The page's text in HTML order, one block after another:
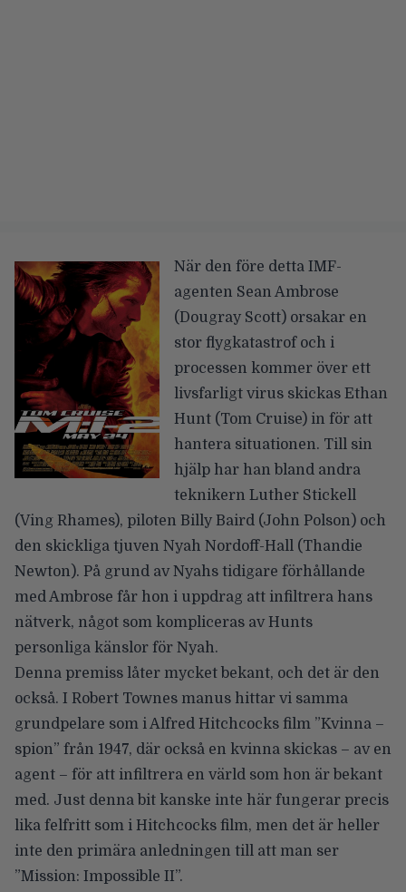
När den före detta IMF-
agenten Sean Ambrose
(Dougray Scott) orsakar en
stor flygkatastrof och i
processen kommer över ett
livsfarligt virus skickas Ethan
Hunt (Tom Cruise) in för att
hantera situationen. Till sin
hjälp har han bland andra
teknikern Luther Stickell
(Ving Rhames), piloten Billy Baird (John Polson) och
den skickliga tjuven Nyah Nordoff-Hall (Thandie
Newton). På grund av Nyahs tidigare förhållande
med Ambrose får hon i uppdrag att infiltrera hans
nätverk, något som kompliceras av Hunts
personliga känslor för Nyah.
Denna premiss låter mycket bekant, och det är den
också. I Robert Townes manus hittar vi samma
grundpelare som i Alfred Hitchcocks film ”Kvinna –
spion” från 1947, där också en kvinna skickas – av en
agent – för att infiltrera en värld som hon är bekant
med. Just denna bit kanske inte här fungerar precis
lika felfritt som i Hitchcocks film, men det är heller
inte den primära anledningen till att man ser
”Mission: Impossible II”.